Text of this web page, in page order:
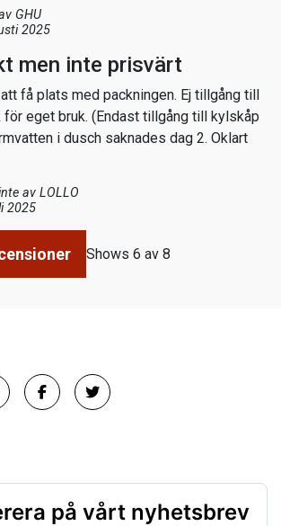
GHU
2025
men inte prisvärt
få plats med packningen. Ej tillgång till
eget bruk. (Endast tillgång till kylskåp
i dusch saknades dag 2. Oklart
av LOLLO
2025
Shows 6 av 8
på vårt nyhetsbrev